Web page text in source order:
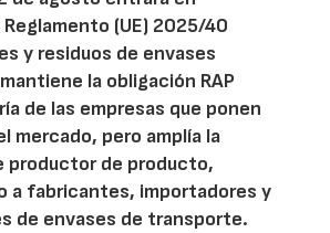
(UE) 2025/40
y residuos de envases
mantiene la obligación RAP
de las empresas que ponen
mercado, pero amplía la
productor de producto,
a fabricantes, importadores y
de envases de transporte.